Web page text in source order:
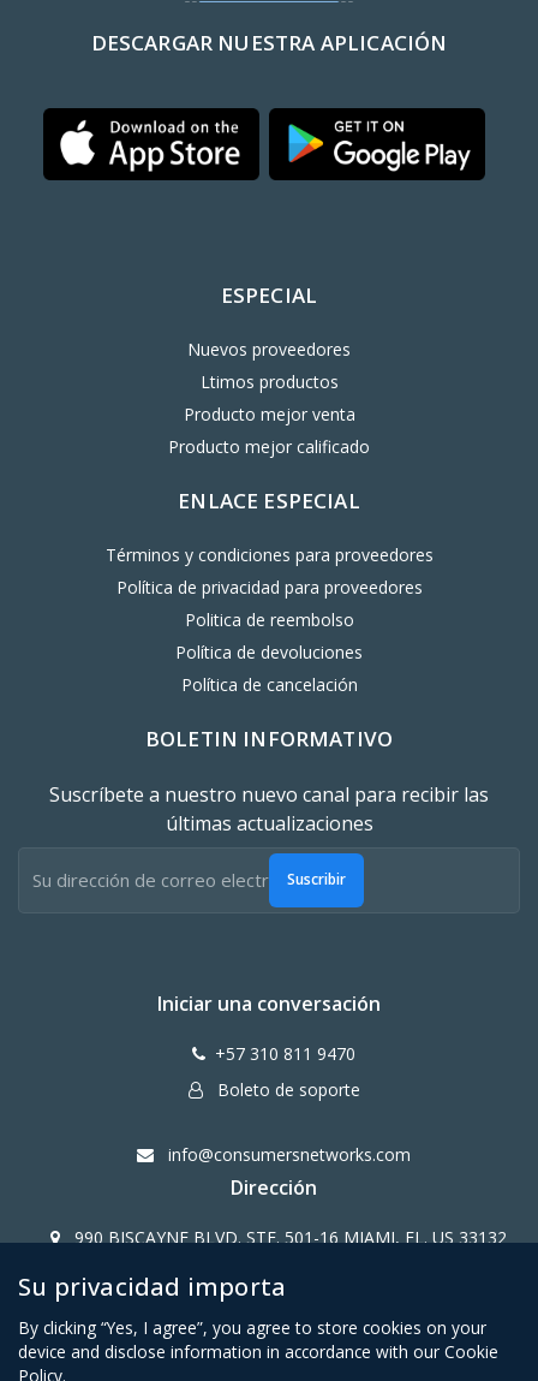
DESCARGAR NUESTRA APLICACIÓN
ESPECIAL
Nuevos proveedores
Ltimos productos
Producto mejor venta
Producto mejor calificado
ENLACE ESPECIAL
Términos y condiciones para proveedores
Política de privacidad para proveedores
Politica de reembolso
Política de devoluciones
Política de cancelación
BOLETIN INFORMATIVO
Suscríbete a nuestro nuevo canal para recibir las
últimas actualizaciones
Suscribir
Iniciar una conversación
+57 310 811 9470
Boleto de soporte
info@consumersnetworks.com
Dirección
990 BISCAYNE BLVD. STE. 501-16 MIAMI, FL. US 33132
Copy Right CONSUMERS NETWORK@2024
Su privacidad importa
By clicking “Yes, I agree”, you agree to store cookies on your
device and disclose information in accordance with our Cookie
Policy.